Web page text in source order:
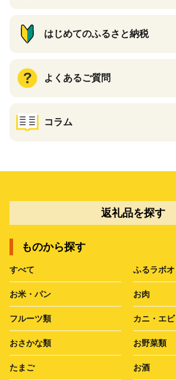
はじめてのふるさと納税
よくあるご質問
コラム
返礼品を探す
ものから探す
すべて ふるラボ
お米・パン お肉
フルーツ類 カニ・エビ
おさかな類 お野菜類
たまご お酒